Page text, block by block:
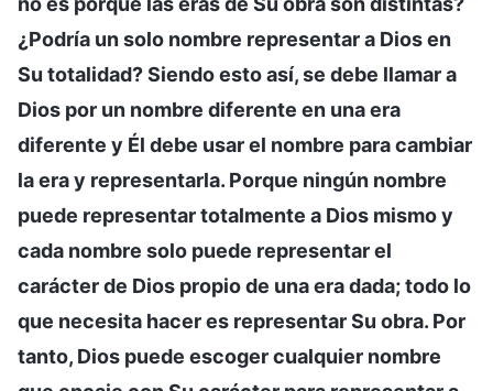
¿Podría un solo nombre representar a Dios en
Su totalidad? Siendo esto así, se debe llamar a
Dios por un nombre diferente en una era
diferente y Él debe usar el nombre para cambiar
la era y representarla. Porque ningún nombre
puede representar totalmente a Dios mismo y
cada nombre solo puede representar el
carácter de Dios propio de una era dada; todo lo
que necesita hacer es representar Su obra. Por
tanto, Dios puede escoger cualquier nombre